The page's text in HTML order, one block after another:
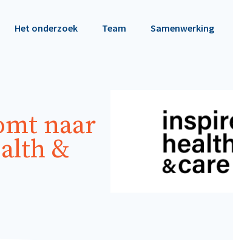
Het onderzoek Team Samenwerking
naar
&